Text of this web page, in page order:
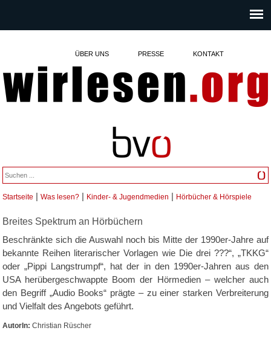
ÜBER UNS PRESSE KONTAKT
Sie sind hier
Startseite |Was lesen? | Kinder- & Jugendmedien | Hörbücher & Hörspiele
Breites Spektrum an Hörbüchern
Beschränkte sich die Auswahl noch bis Mitte der 1990er-Jahre auf
bekannte Reihen literarischer Vorlagen wie Die drei ???“, „TKKG“
oder „Pippi Langstrumpf“, hat der in den 1990er-Jahren aus den
USA herübergeschwappte Boom der Hörmedien – welcher auch
den Begriff „Audio Books“ prägte – zu einer starken Verbreiterung
und Vielfalt des Angebots geführt.
AutorIn:Christian Rüscher